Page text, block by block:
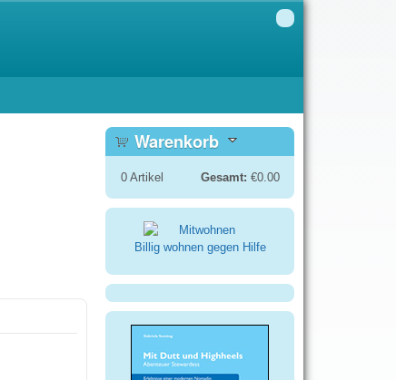
Warenkorb
0Artikel Gesamt: €0.00
Billig wohnen gegen Hilfe